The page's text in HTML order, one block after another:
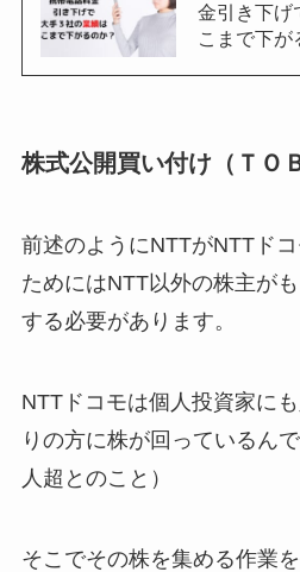
金引き下げ
こまで下が
株式公開買い付け（ＴＯ
前述のようにNTTがNTTド
ためにはNTT以外の株主が
する必要があります。
NTTドコモは個人投資家に
りの方に株が回っているん
人超とのこと）
そこでその株を集める作業